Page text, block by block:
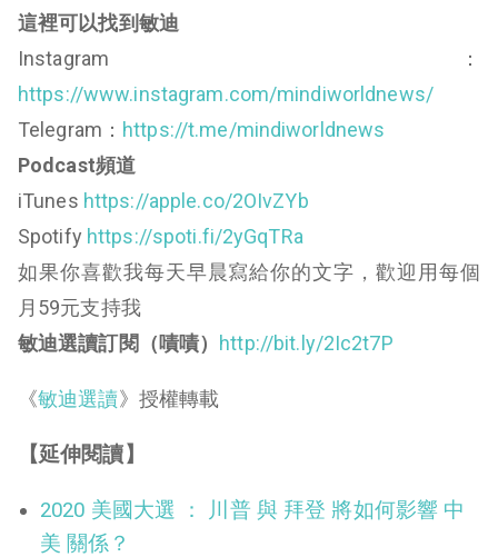
這裡可以找到敏迪
Instagram：
https://www.instagram.com/mindiworldnews/
Telegram： https://t.me/mindiworldnews
Podcast頻道
iTunes https://apple.co/2OIvZYb
Spotify https://spoti.fi/2yGqTRa
如果你喜歡我每天早晨寫給你的文字，歡迎用每個
月59元支持我
敏迪選讀訂閱（嘖嘖） http://bit.ly/2Ic2t7P
《敏迪選讀》授權轉載
【延伸閱讀】
2020 美國大選 ： 川普 與 拜登 將如何影響 中
美 關係？